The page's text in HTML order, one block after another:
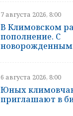
7 августа 2026, 8:00
В Климовском
пополнение. С
6 августа 2026, 8:00
Юных
приглашают в